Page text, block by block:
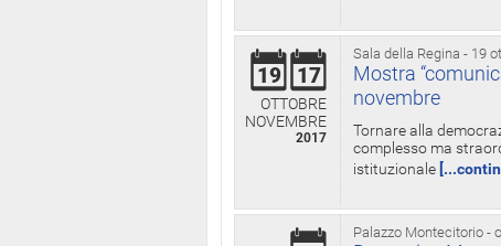
Sala della Regina - 19
19 17
OTTOBRE
NOVEMBRE
2017
Mostra
novembre
Tornare alla
complesso ma
istituzionale
Palazzo Montecitorio -